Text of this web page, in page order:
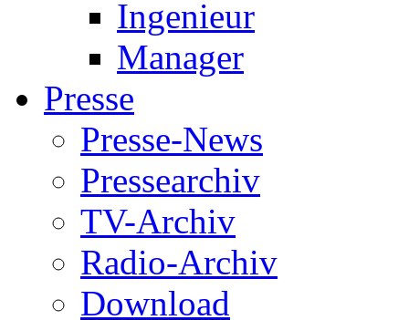
Ingenieur
Manager
Presse
Presse-News
Pressearchiv
TV-Archiv
Radio-Archiv
Download